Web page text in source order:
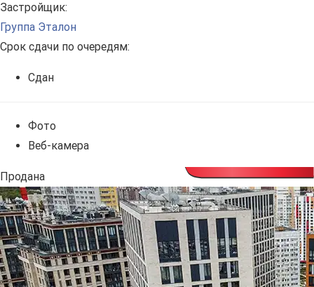
Застройщик:
Группа Эталон
Срок сдачи по очередям:
Сдан
Фото
Веб-камера
Продана